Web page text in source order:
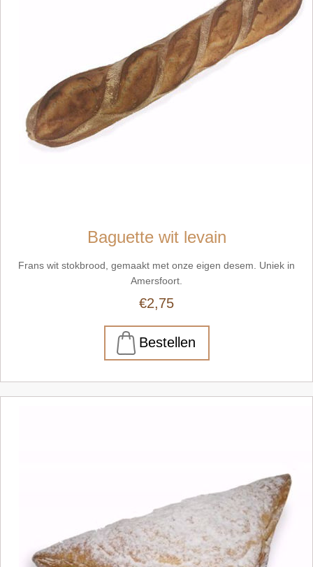
Baguette wit levain
Frans wit stokbrood, gemaakt met onze eigen desem. Uniek in
Amersfoort.
€2,75